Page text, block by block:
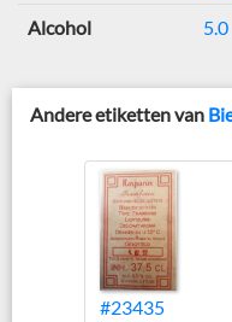
Alcohol 5.0
Andere etiketten van
#23435